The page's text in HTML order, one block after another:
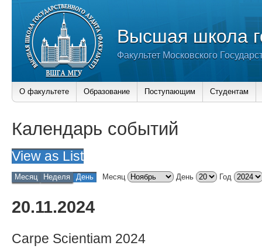
Высшая школа
Факультет Московского
О факультете Образование Поступающим Студентам
Календарь событий
View as List
Месяц Неделя День Месяц День Год
20.11.2024
Carpe Scientiam 2024